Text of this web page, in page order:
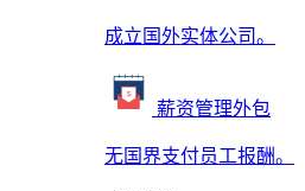
成立国外实体公司。
薪资管理外包
无国界支付员工报酬。